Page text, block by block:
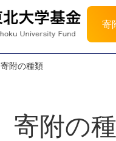
寄
寄附の種類
寄附の